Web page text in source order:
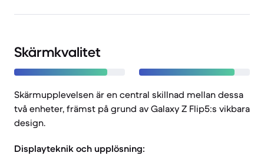
Skärmkvalitet
Skärmupplevelsen är en central skillnad mellan dessa
två enheter, främst på grund av Galaxy Z Flip5:s vikbara
design.
Displayteknik och upplösning: